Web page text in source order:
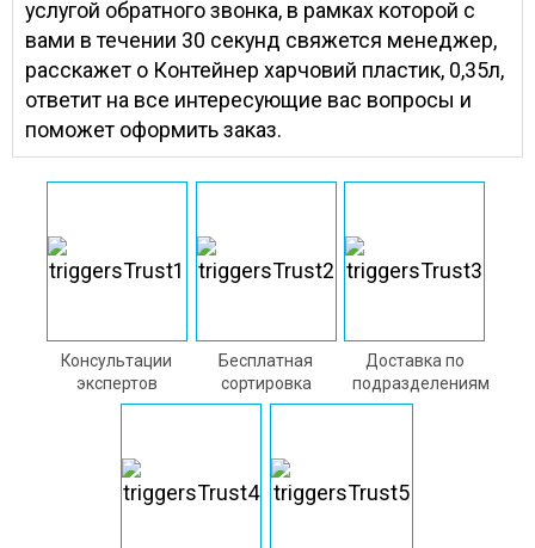
услугой обратного звонка, в рамках которой с
вами в течении 30 секунд свяжется менеджер,
расскажет о Контейнер харчовий пластик, 0,35л,
ответит на все интересующие вас вопросы и
поможет оформить заказ.
Консультации
экспертов
Бесплатная
сортировка
Доставка по
подразделениям